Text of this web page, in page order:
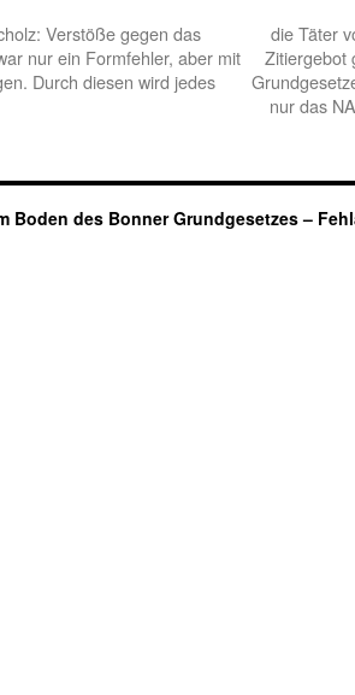
Verstöße gegen das
nur ein Formfehler, aber mit
Durch diesen wird jedes
die Täter
Zitiergebot
nur das
Boden des Bonner Grundgesetzes –